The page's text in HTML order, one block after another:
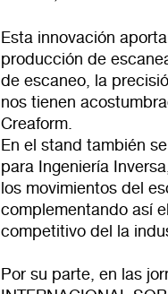
Esta innovación
producción de
de escaneo, la
nos tienen
Creaform.
En el stand también
para Ingeniería
los movimientos del
complementando así
competitivo del la
Por su parte, en las